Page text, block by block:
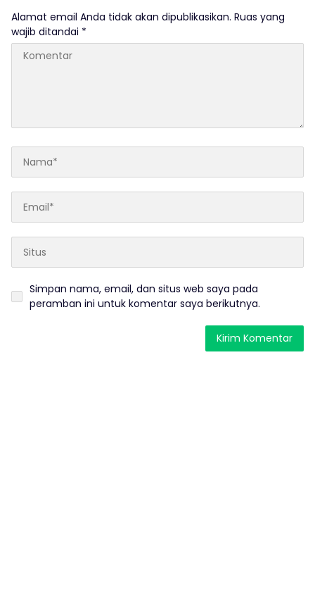
Alamat email Anda tidak akan dipublikasikan. Ruas yang
wajib ditandai *
Simpan nama, email, dan situs web saya pada
peramban ini untuk komentar saya berikutnya.